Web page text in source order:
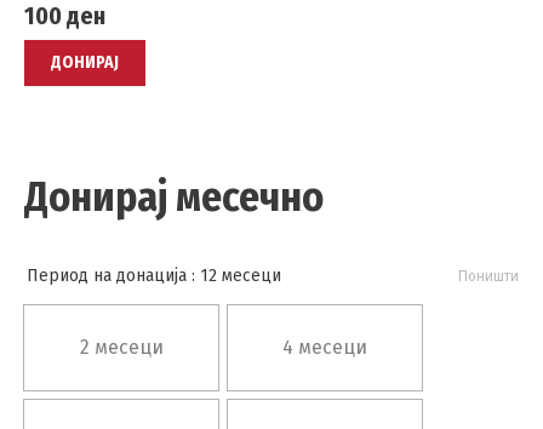
100ден
ДОНИРАЈ
Донирај месечно
Период на донација : 12 месеци
2 месеци 4 месеци
Поништи